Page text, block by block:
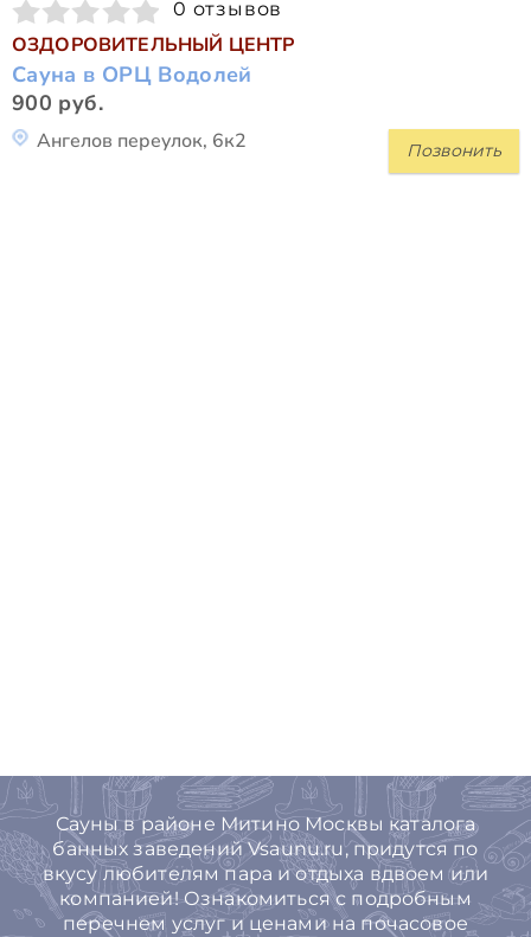
0 отзывов
ОЗДОРОВИТЕЛЬНЫЙ ЦЕНТР
Сауна в ОРЦ Водолей
900 руб.
Позвонить
Ангелов переулок, 6к2
Сауны в районе Митино Москвы каталога
банных заведений Vsaunu.ru, придутся по
вкусу любителям пара и отдыха вдвоем или
компанией! Ознакомиться с подробным
перечнем услуг и ценами на почасовое